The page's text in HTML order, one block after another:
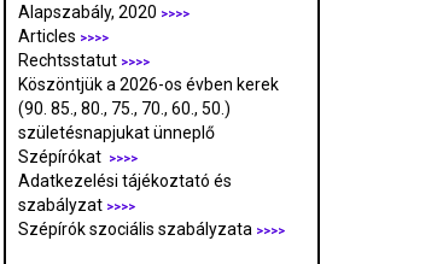
Alapszabály, 2020 >>>>
Articles >>>>
Rechtsstatut >>>>
Köszöntjük a 2026-os évben kerek
(90. 85., 80., 75., 70., 60., 50.)
születésnapjukat ünneplő
Szépírókat
>>>>
Adatkezelési tájékoztató és
szabályzat >>>>
Szépírók szociális szabályzata >>>>